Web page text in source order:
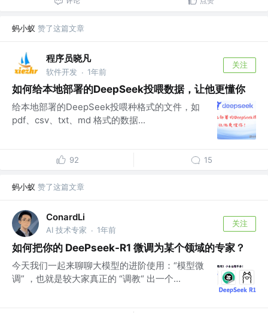
蚂小蚁 赞了这篇文章
程序员晓凡
软件开发 · 1年前
关注
如何给本地部署的DeepSeek投喂数据，让他更懂你
给本地部署的DeepSeek投喂种格式的文件，如
pdf、csv、txt、md 格式的数据...
92 15
蚂小蚁 赞了这篇文章
ConardLi
AI 技术专家 · 1年前
关注
如何把你的 DeePseek-R1 微调为某个领域的专家？
今天我们一起来聊聊大模型的进阶使用：“模型微
调” ，也就是较大家真正的 “调教“ 出一个...